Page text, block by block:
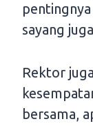
sayang
Rektor
bersama,